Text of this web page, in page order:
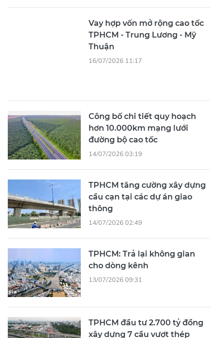
Vay hợp vốn mở rộng cao tốc
TPHCM - Trung Lương - Mỹ
Thuận
16/07/2026 11:17
hơn 10.000km mạng lưới
đường bộ cao tốc
14/07/2026 03:19
cầu cạn tại các dự án giao
thông
14/07/2026 02:49
cho dòng kênh
13/07/2026 09:31
xây dựng 7 cầu vượt thép
11/07/2026 08:56